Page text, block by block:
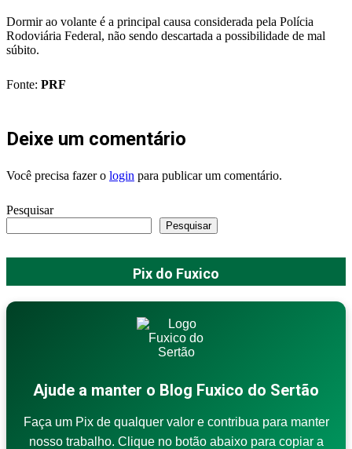
Dormir ao volante é a principal causa considerada pela Polícia
Rodoviária Federal, não sendo descartada a possibilidade de mal
súbito.
Fonte: PRF
Deixe um comentário
Você precisa fazer o login para publicar um comentário.
Pesquisar
Pesquisar
Pix do Fuxico
Ajude a manter o Blog Fuxico do Sertão
Faça um Pix de qualquer valor e contribua para manter
nosso trabalho. Clique no botão abaixo para copiar a